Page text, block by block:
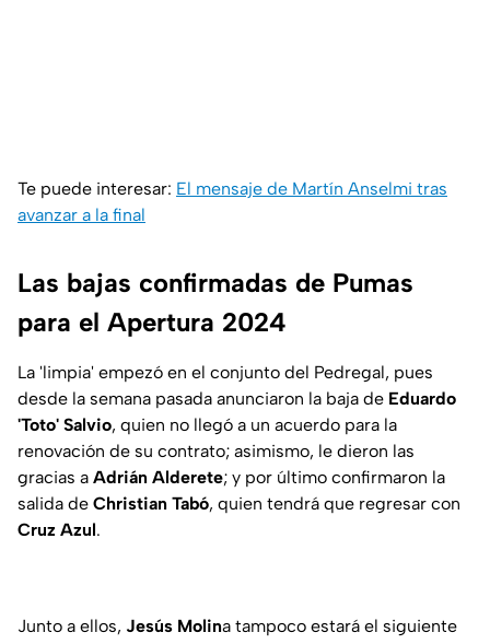
Te puede interesar: El mensaje de Martín Anselmi tras
avanzar a la final
Las bajas confirmadas de Pumas
para el Apertura 2024
La 'limpia' empezó en el conjunto del Pedregal, pues
desde la semana pasada anunciaron la baja de Eduardo
'Toto' Salvio, quien no llegó a un acuerdo para la
renovación de su contrato; asimismo, le dieron las
gracias a Adrián Alderete; y por último confirmaron la
salida de Christian Tabó, quien tendrá que regresar con
Cruz Azul.
Junto a ellos, Jesús Molina tampoco estará el siguiente